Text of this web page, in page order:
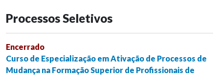
Processos Seletivos
Encerrado
Curso de Especialização em Ativação de Processos de
Mudança na Formação Superior de Profissionais de